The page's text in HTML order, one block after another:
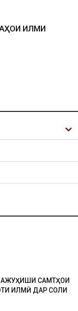
ИЛМИ
САМТҲОИ
ИЛМӢ ДАР СОЛИ